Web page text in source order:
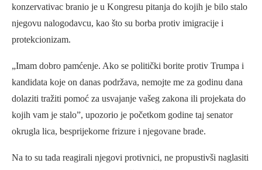
konzervativac branio je u Kongresu pitanja do kojih je bilo stalo
njegovu nalogodavcu, kao što su borba protiv imigracije i
protekcionizam.
„Imam dobro pamćenje. Ako se politički borite protiv Trumpa i
kandidata koje on danas podržava, nemojte me za godinu dana
dolaziti tražiti pomoć za usvajanje vašeg zakona ili projekata do
kojih vam je stalo”, upozorio je početkom godine taj senator
okrugla lica, besprijekorne frizure i njegovane brade.
Na to su tada reagirali njegovi protivnici, ne propustivši naglasiti